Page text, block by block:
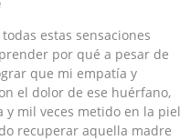
estas sensaciones
por qué a pesar de
que mi empatía y
el dolor de ese huérfano,
y mil veces metido en la piel
recuperar aquella madre